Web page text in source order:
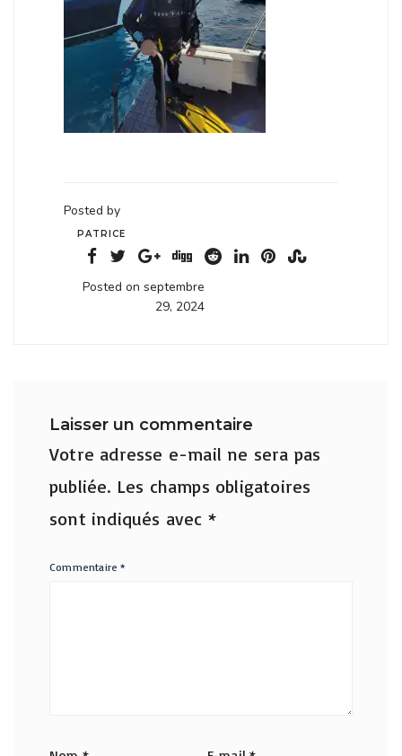
Posted by
PATRICE
Posted on septembre
29, 2024
Laisser un commentaire
Votre adresse e-mail ne sera pas
publiée. Les champs obligatoires
sont indiqués avec *
Commentaire*